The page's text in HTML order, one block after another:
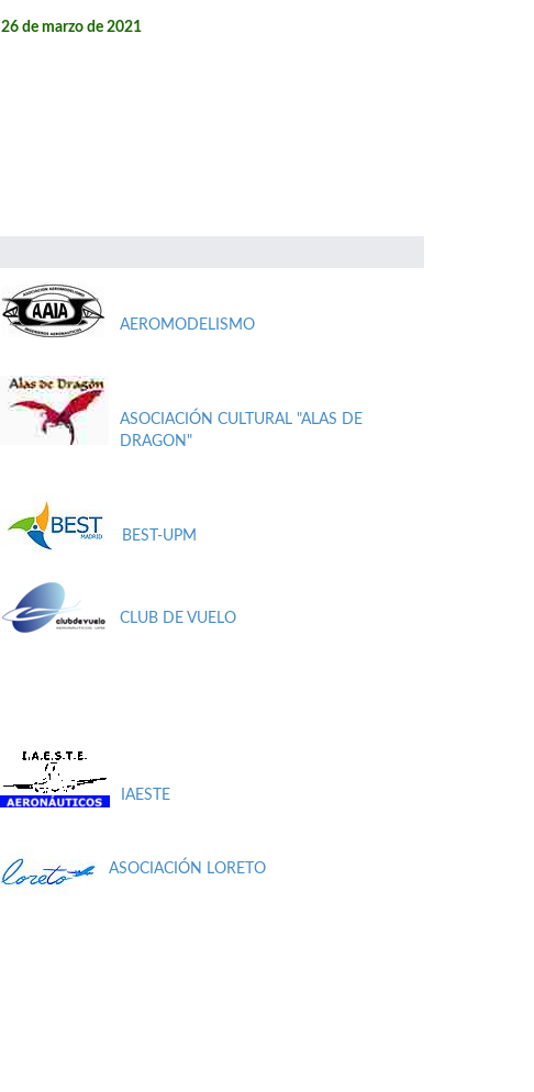
de marzo de 2021
AEROMODELISMO
ASOCIACIÓN CULTURAL "ALAS DE
DRAGON"
BEST-UPM
CLUB DE VUELO
IAESTE
ASOCIACIÓN LORETO